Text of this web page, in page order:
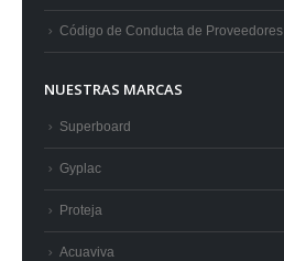
Código de Conducta de Proveedores
NUESTRAS MARCAS
Superboard
Gyplac
Proteja
Acuaviva